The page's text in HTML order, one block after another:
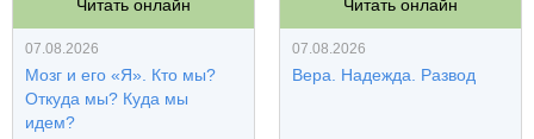
Читать онлайн
07.08.2026
Мозг и его «Я». Кто мы?
Откуда мы? Куда мы
идем?
Читать онлайн
07.08.2026
Вера. Надежда. Развод